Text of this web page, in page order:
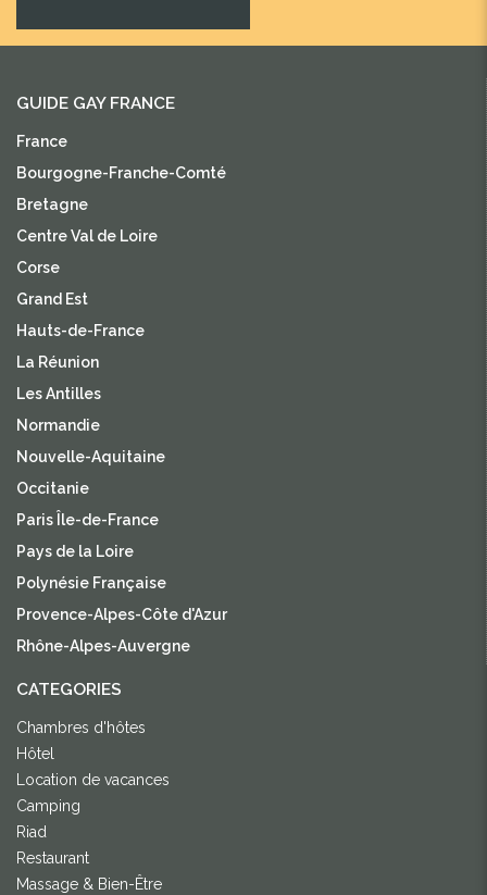
GUIDE GAY FRANCE
France
Bourgogne-Franche-Comté
Bretagne
Centre Val de Loire
Corse
Grand Est
Hauts-de-France
La Réunion
Les Antilles
Normandie
Nouvelle-Aquitaine
Occitanie
Paris Île-de-France
Pays de la Loire
Polynésie Française
Provence-Alpes-Côte d'Azur
Rhône-Alpes-Auvergne
CATEGORIES
Chambres d'hôtes
Hôtel
Location de vacances
Camping
Riad
Restaurant
Massage & Bien-Être